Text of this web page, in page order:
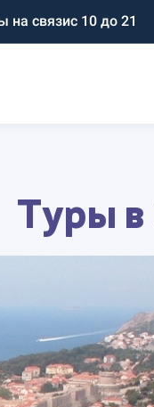
на связис 10 до 21
Туры